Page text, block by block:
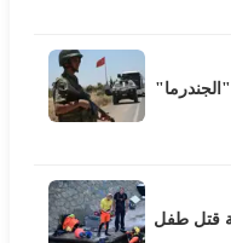
قتل طفل